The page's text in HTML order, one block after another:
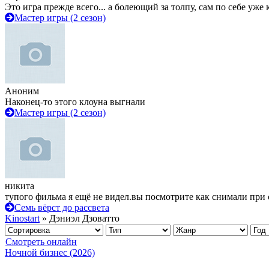
Это игра прежде всего... а болеющий за толпу, сам по себе уже
Мастер игры (2 сезон)
Аноним
Наконец-то этого клоуна выгнали
Мастер игры (2 сезон)
никита
тупого фильма я ещё не видел.вы посмотрите как снимали при
Семь вёрст до рассвета
Kinostart » Дэниэл Дзоватто
Смотреть онлайн
Ночной бизнес (2026)